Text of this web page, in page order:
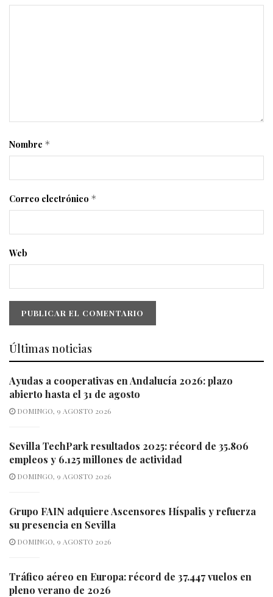
Nombre *
Correo electrónico *
Web
Últimas noticias
Ayudas a cooperativas en Andalucía 2026: plazo
abierto hasta el 31 de agosto
DOMINGO, 9 AGOSTO 2026
Sevilla TechPark resultados 2025: récord de 35.806
empleos y 6.125 millones de actividad
DOMINGO, 9 AGOSTO 2026
Grupo FAIN adquiere Ascensores Híspalis y refuerza
su presencia en Sevilla
DOMINGO, 9 AGOSTO 2026
Tráfico aéreo en Europa: récord de 37.447 vuelos en
pleno verano de 2026